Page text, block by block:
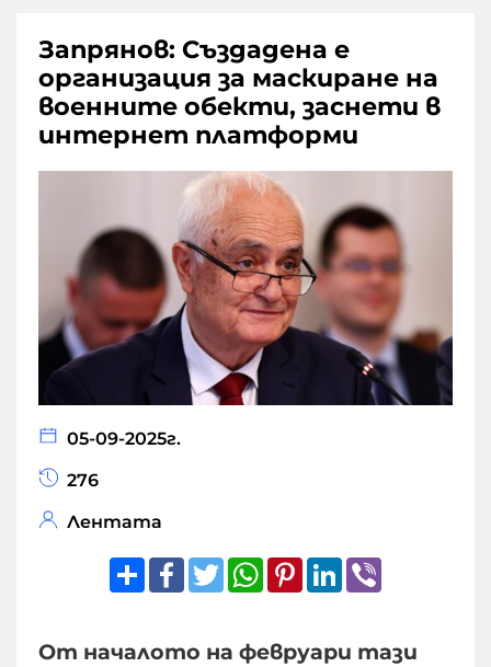
Запрянов: Създадена е
организация за маскиране на
военните обекти, заснети в
интернет платформи
05-09-2025г.
276
Лентата
ShareFacebook
TwitterWhatsApp
Pinterest
LinkedIn
От началото на февруари тази